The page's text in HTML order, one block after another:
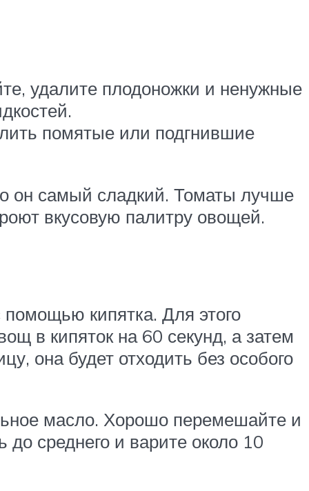
удалите плодоножки и ненужные
помятые или подгнившие
он самый сладкий. Томаты лучше
вкусовую палитру овощей.
кипятка. Для этого
в кипяток на 60 секунд, а затем
она будет отходить без особого
масло. Хорошо перемешайте и
до среднего и варите около 10